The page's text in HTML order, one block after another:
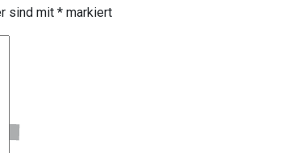
sind mit * markiert